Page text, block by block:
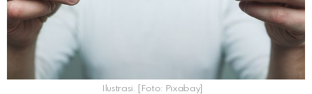
Ilustrasi. [Foto: Pixabay]